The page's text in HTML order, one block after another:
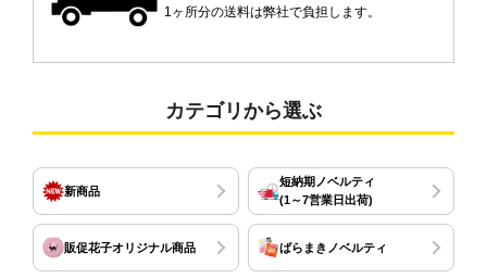
1ヶ所分の送料は弊社で負担します。
カテゴリから選ぶ
新商品
短納期ノベルティ
(1～7営業日出荷)
販促花子オリジナル商品 ばらまきノベルティ